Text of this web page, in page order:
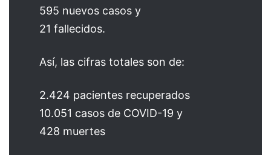
595 nuevos casos y
21 fallecidos.
Así, las cifras totales son de:
2.424 pacientes recuperados
10.051 casos de COVID-19 y
428 muertes